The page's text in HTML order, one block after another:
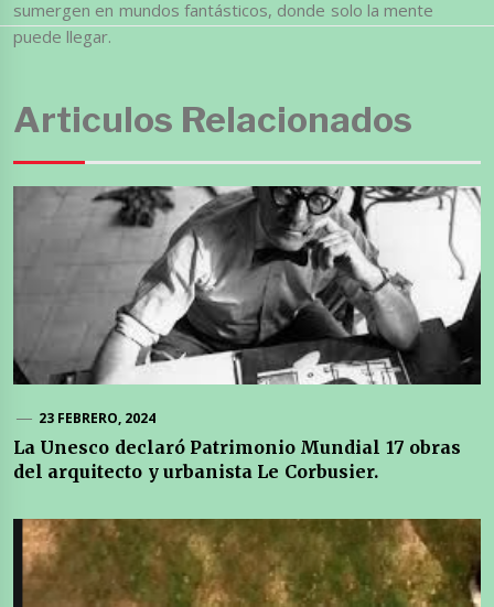
sumergen en mundos fantásticos, donde solo la mente
puede llegar.
Articulos Relacionados
23 FEBRERO, 2024
La Unesco declaró Patrimonio Mundial 17 obras
del arquitecto y urbanista Le Corbusier.